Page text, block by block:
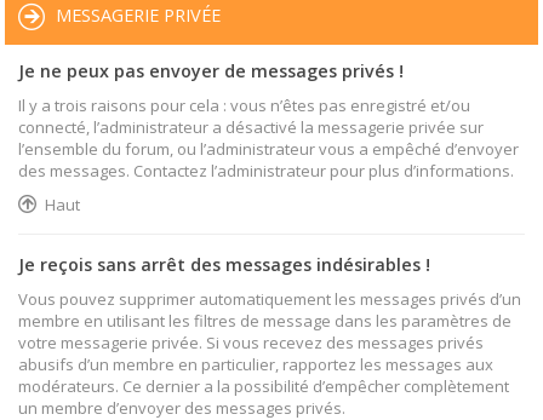
MESSAGERIE PRIVÉE
Je ne peux pas envoyer de messages privés !
Il y a trois raisons pour cela : vous n’êtes pas enregistré et/ou
connecté, l’administrateur a désactivé la messagerie privée sur
l’ensemble du forum, ou l’administrateur vous a empêché d’envoyer
des messages. Contactez l’administrateur pour plus d’informations.
Haut
Je reçois sans arrêt des messages indésirables !
Vous pouvez supprimer automatiquement les messages privés d’un
membre en utilisant les filtres de message dans les paramètres de
votre messagerie privée. Si vous recevez des messages privés
abusifs d’un membre en particulier, rapportez les messages aux
modérateurs. Ce dernier a la possibilité d’empêcher complètement
un membre d’envoyer des messages privés.